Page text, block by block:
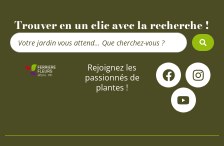
Trouver en un clic avec la recherche !
Search
...
Rejoignez les
passionnés de
plantes !
F
a
c
e
o
I
n
s
g
Y
o
u
t
u
b